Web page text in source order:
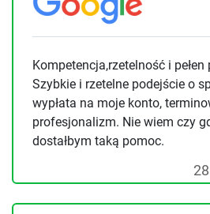
Kompetencja,rzetelność i
Szybkie i rzetelne podejście o
wypłata na moje konto,
profesjonalizm. Nie wiem czy
dostałbym taką pomoc.